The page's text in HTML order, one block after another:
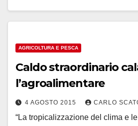
AGRICOLTURA E PESCA
Caldo straordinario
l’agroalimentare
4 AGOSTO 2015 CARLO
“La tropicalizzazione del clima e